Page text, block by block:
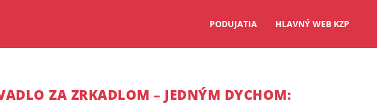
PODUJATIA HLAVNÝ WEB KZP
ZA ZRKADLOM – JEDNÝM DYCHOM: